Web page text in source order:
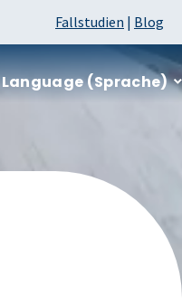
Fallstudien | Blog
Language (Sprache)